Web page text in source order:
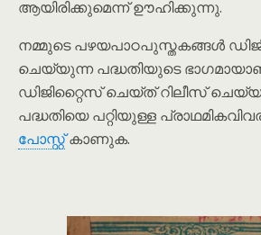
ആയിരിക്കുമെന്ന് ഊഹിക്കുന്നു.
നമ്മുടെ പഴയപാഠപുസ്തകങ്ങൾ
ചെയ്യുന്ന പദ്ധതിയുടെ
ഡിജിറ്റൈസ് ചെയ്ത് റിലീസ്
പദ്ധതിയെ പറ്റിയുള്ള
പോസ്റ്റ്കാണുക.